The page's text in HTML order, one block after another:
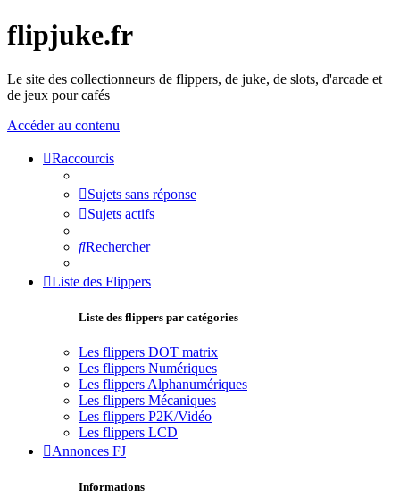
flipjuke.fr
Le site des collectionneurs de flippers, de juke, de slots, d'arcade et
de jeux pour cafés
Accéder au contenu
Raccourcis
Sujets sans réponse
Sujets actifs
Rechercher
Liste des Flippers
Liste des flippers par catégories
Les flippers DOT matrix
Les flippers Numériques
Les flippers Alphanumériques
Les flippers Mécaniques
Les flippers P2K/Vidéo
Les flippers LCD
Annonces FJ
Informations